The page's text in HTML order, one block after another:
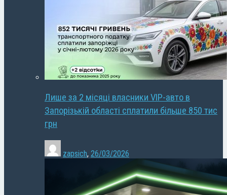
Лише за 2 місяці власники VIP-авто в
Запорізькій області сплатили більше 850 тис
грн
zapsich, 26/03/2026